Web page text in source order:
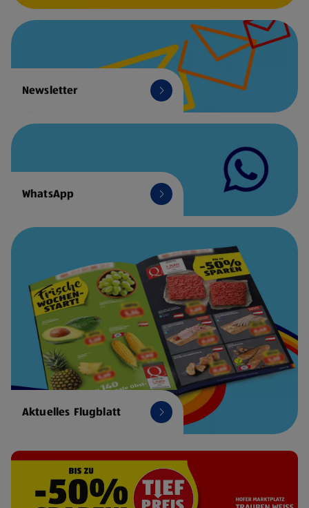
Newsletter
WhatsApp
Aktuelles Flugblatt